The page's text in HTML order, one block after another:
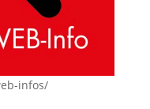
infos/